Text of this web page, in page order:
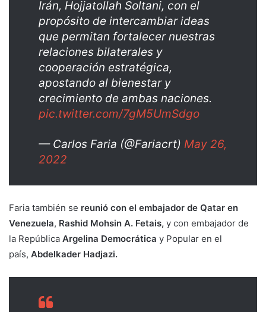
Irán, Hojjatollah Soltani, con el
propósito de intercambiar ideas
que permitan fortalecer nuestras
relaciones bilaterales y
cooperación estratégica,
apostando al bienestar y
crecimiento de ambas naciones.
pic.twitter.com/7gM5UmSdgo
— Carlos Faria (@Fariacrt) May 26,
2022
Faria también se reunió con el embajador de Qatar en
Venezuela, Rashid Mohsin A. Fetais, y con embajador de
la República Argelina Democrática y Popular en el
país, Abdelkader Hadjazi.